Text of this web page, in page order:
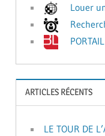
Louer
ARTICLES RÉCENTS
LE TOUR DE